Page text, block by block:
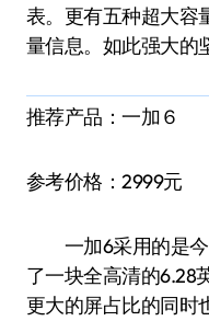
表。更有五种超大容
量信息。如此强大的
推荐产品：一加６
参考价格：2999元
一加6采用的是今
了一块全高清的6.28
更大的屏占比的同时